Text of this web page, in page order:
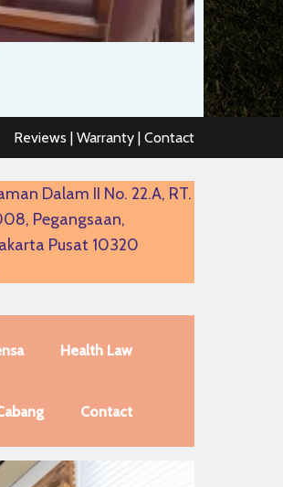
Reviews | Warranty | Contact
Dalam II No. 22.A, RT.
Pegangsaan,
Pusat 10320
Health Law
Contact